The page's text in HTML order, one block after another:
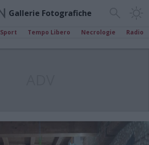
Gallerie Fotografiche
Sport Tempo Libero Necrologie Radio